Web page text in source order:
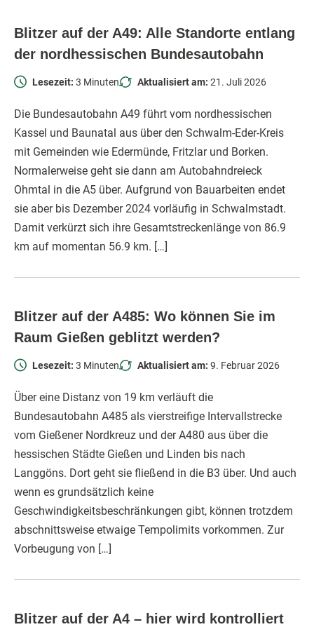
Blitzer auf der A49: Alle Standorte entlang
der nordhessischen Bundesautobahn
Lesezeit: 3 Minuten Aktualisiert am: 21. Juli 2026
Die Bundesautobahn A49 führt vom nordhessischen
Kassel und Baunatal aus über den Schwalm-Eder-Kreis
mit Gemeinden wie Edermünde, Fritzlar und Borken.
Normalerweise geht sie dann am Autobahndreieck
Ohmtal in die A5 über. Aufgrund von Bauarbeiten endet
sie aber bis Dezember 2024 vorläufig in Schwalmstadt.
Damit verkürzt sich ihre Gesamtstreckenlänge von 86.9
km auf momentan 56.9 km. […]
Blitzer auf der A485: Wo können Sie im
Raum Gießen geblitzt werden?
Lesezeit: 3 Minuten Aktualisiert am: 9. Februar 2026
Über eine Distanz von 19 km verläuft die
Bundesautobahn A485 als vierstreifige Intervallstrecke
vom Gießener Nordkreuz und der A480 aus über die
hessischen Städte Gießen und Linden bis nach
Langgöns. Dort geht sie fließend in die B3 über. Und auch
wenn es grundsätzlich keine
Geschwindigkeitsbeschränkungen gibt, können trotzdem
abschnittsweise etwaige Tempolimits vorkommen. Zur
Vorbeugung von […]
Blitzer auf der A4 – hier wird kontrolliert